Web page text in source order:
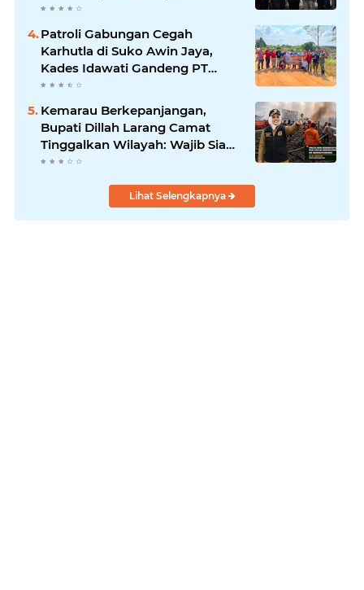
Patroli Gabungan Cegah
Karhutla di Suko Awin Jaya,
Kades Idawati Gandeng PT
BBB-S, TNI dan BPD
Kemarau Berkepanjangan,
Bupati Dillah Larang Camat
Tinggalkan Wilayah: Wajib Siaga
Hadapi Karhutla dan Kebakaran
Lihat Selengkapnya